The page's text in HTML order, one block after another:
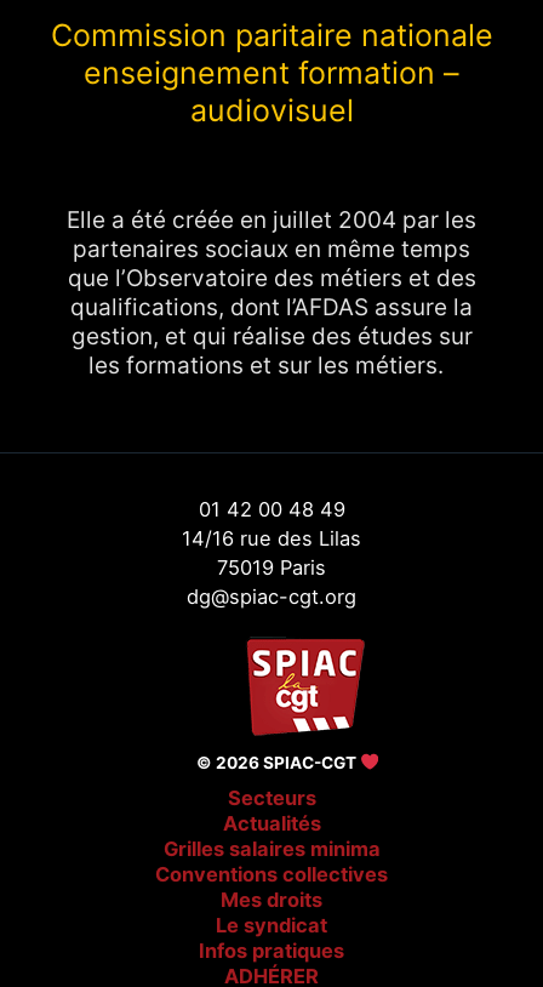
Commission paritaire nationale
enseignement formation –
audiovisuel
Elle a été créée en juillet 2004 par les
partenaires sociaux en même temps
que l’Observatoire des métiers et des
qualifications, dont l’AFDAS assure la
gestion, et qui réalise des études sur
les formations et sur les métiers.
01 42 00 48 49
14/16 rue des Lilas
75019 Paris
dg@spiac-cgt.org
© 2026 SPIAC-CGT
Secteurs
Actualités
Grilles salaires minima
Conventions collectives
Mes droits
Le syndicat
Infos pratiques
ADHÉRER